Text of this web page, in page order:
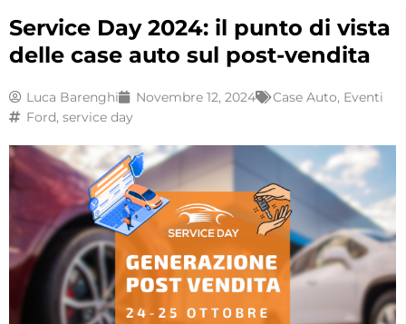
Service Day 2024: il punto di vista
delle case auto sul post-vendita
Luca Barenghi Novembre 12, 2024 Case Auto, Eventi
Ford, service day